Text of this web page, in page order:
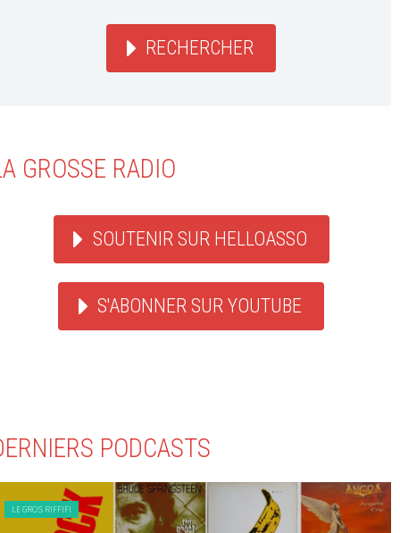
RECHERCHER
GROSSE RADIO
SOUTENIR SUR HELLOASSO
S'ABONNER SUR YOUTUBE
PODCASTS
LE GROS RIFFIFI